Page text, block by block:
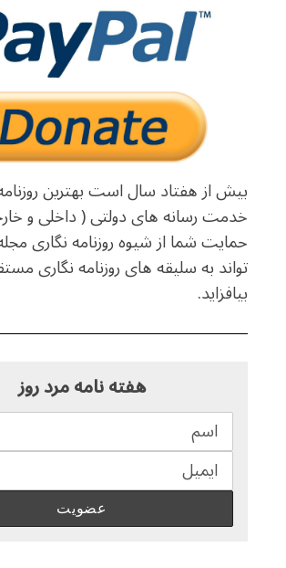
بیش از هفتاد سال است بهترین
خدمت رسانه های دولتی ( داخلی و
حمایت شما از شیوه روزنامه نگاری
تواند به سلیقه های روزنامه نگاری
بیافزاید.
هفته نامه مرد روز